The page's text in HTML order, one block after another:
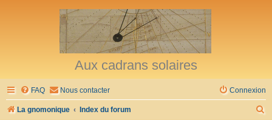
Aux cadrans solaires
FAQ Nous contacter Connexion
La gnomonique Index du forum